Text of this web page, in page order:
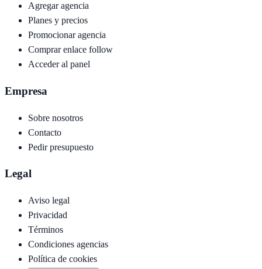
Agregar agencia
Planes y precios
Promocionar agencia
Comprar enlace follow
Acceder al panel
Empresa
Sobre nosotros
Contacto
Pedir presupuesto
Legal
Aviso legal
Privacidad
Términos
Condiciones agencias
Política de cookies